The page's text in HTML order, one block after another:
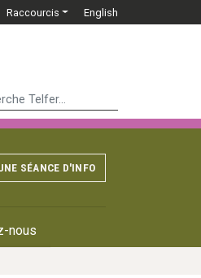
Raccourcis English
SÉANCE D'INFO
nous